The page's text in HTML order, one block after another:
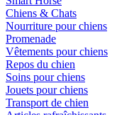
Chiens & Chats
Nourriture pour chiens
Promenade
Vêtements pour chiens
Repos du chien
Soins pour chiens
Jouets pour chiens
Transport de chien